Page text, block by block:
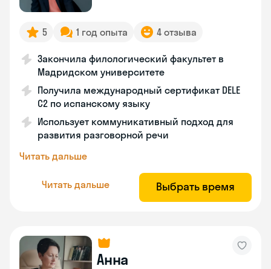
5 1 год опыта 4 отзыва
Закончила филологический факультет в
Мадридском университете
Получила международный сертификат DELE
C2 по испанскому языку
Использует коммуникативный подход для
развития разговорной речи
Читать дальше
Читать дальше Выбрать время
Анна